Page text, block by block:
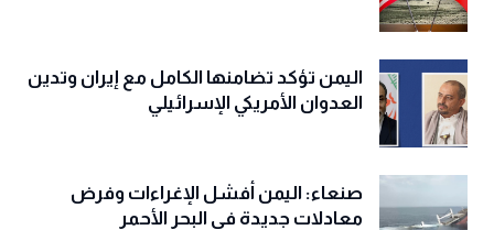
اليمن تؤكد تضامنها الكامل مع إيران وتدين
العدوان الأمريكي الإسرائيلي
صنعاء: اليمن أفشل الإغراءات وفرض
معادلات جديدة في البحر الأحمر